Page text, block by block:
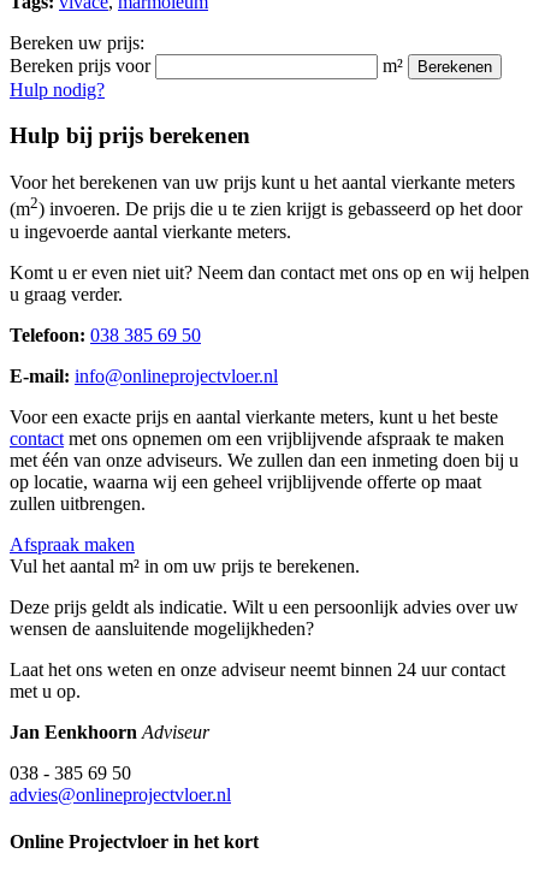
Bereken uw prijs:
Bereken prijs voor
m² Berekenen
Hulp nodig?
Hulp bij prijs berekenen
Voor het berekenen van uw prijs kunt u het aantal vierkante meters
(m2) invoeren. De prijs die u te zien krijgt is gebasseerd op het door
u ingevoerde aantal vierkante meters.
Komt u er even niet uit? Neem dan contact met ons op en wij helpen
u graag verder.
Telefoon: 038 385 69 50
E-mail: info@onlineprojectvloer.nl
Voor een exacte prijs en aantal vierkante meters, kunt u het beste
contact met ons opnemen om een vrijblijvende afspraak te maken
met één van onze adviseurs. We zullen dan een inmeting doen bij u
op locatie, waarna wij een geheel vrijblijvende offerte op maat
zullen uitbrengen.
Afspraak maken
Vul het aantal m² in om uw prijs te berekenen.
Deze prijs geldt als indicatie. Wilt u een persoonlijk advies over uw
wensen de aansluitende mogelijkheden?
Laat het ons weten en onze adviseur neemt binnen 24 uur contact
met u op.
Jan Eenkhoorn Adviseur
038 - 385 69 50
advies@onlineprojectvloer.nl
Online Projectvloer in het kort